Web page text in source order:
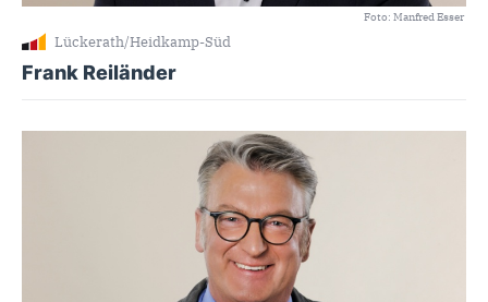
Foto: Manfred Esser
Lückerath/Heidkamp-Süd
Frank Reiländer